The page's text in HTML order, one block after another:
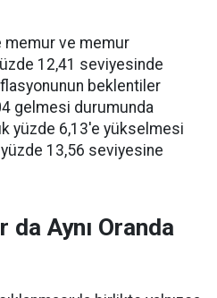
memur ve memur
12,41 seviyesinde
beklentiler
gelmesi durumunda
yüzde 6,13'e yükselmesi
yüzde 13,56 seviyesine
da Aynı Oranda